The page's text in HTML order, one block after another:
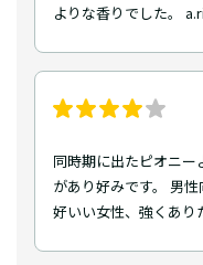
よりな香りでした。 a.ri
同時期に出たピオニ
があり好みです。 男
好いい女性、強くあり